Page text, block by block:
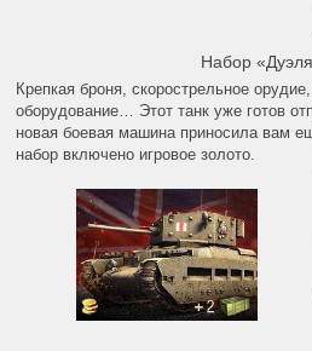
Набор
Крепкая броня, скорострельное
оборудование… Этот танк уже готов
новая боевая машина приносила вам
набор включено игровое золото.